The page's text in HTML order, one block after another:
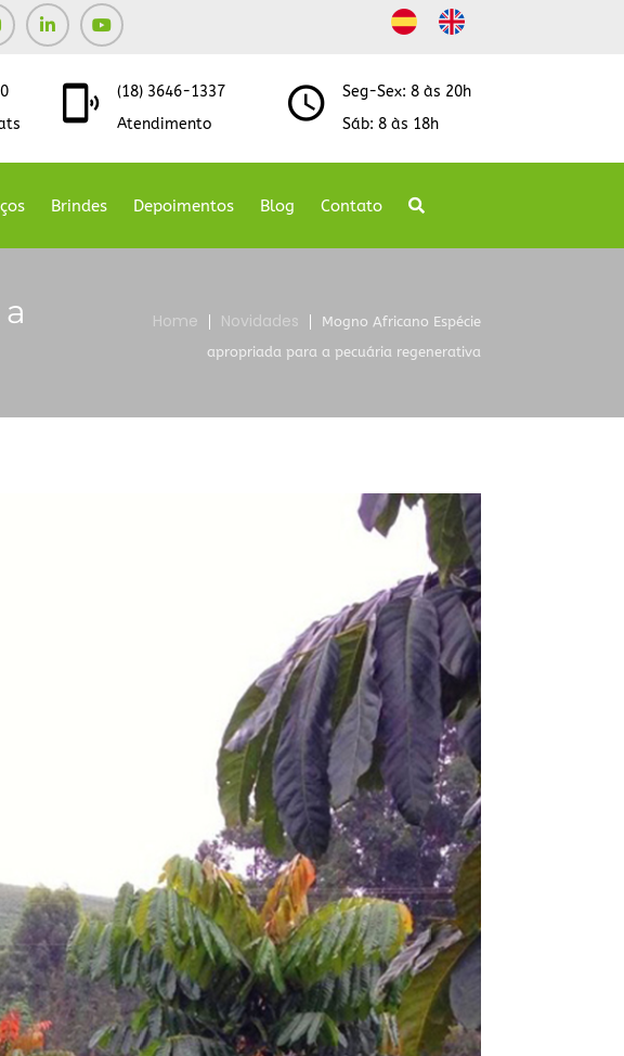
(18) 3646-1337
Atendimento
Seg-Sex: 8 às 20h
Sáb: 8 às 18h
Brindes Depoimentos Blog Contato
Home Novidades
Mogno Africano Espécie
apropriada para a pecuária regenerativa